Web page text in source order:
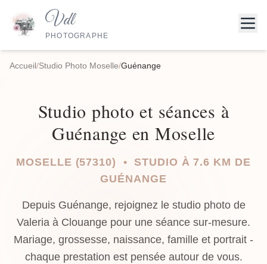
Vdl
PHOTOGRAPHE
Accueil/Studio Photo Moselle/Guénange
Studio photo et séances à
Guénange en Moselle
MOSELLE (57310) • STUDIO À 7.6 KM DE
GUÉNANGE
Depuis Guénange, rejoignez le studio photo de
Valeria à Clouange pour une séance sur-mesure.
Mariage, grossesse, naissance, famille et portrait -
chaque prestation est pensée autour de vous.